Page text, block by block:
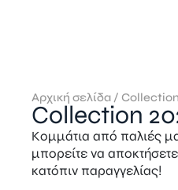
Αρχική σελίδα /
Collection
Κομμάτια από παλιές
μπορείτε να
κατόπιν παραγγελίας!